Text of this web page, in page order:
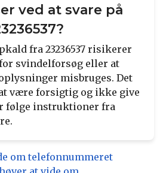
ved at svare på
fra 23236537 risikerer
svindelforsøg eller at
misbruges. Det
være forsigtig og ikke give
følge instruktioner fra
om telefonnummeret